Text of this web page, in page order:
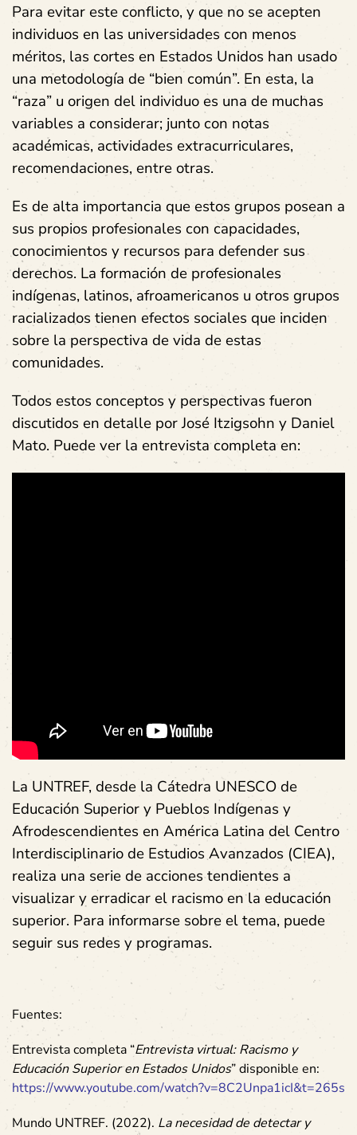
Para evitar este conflicto, y que no se acepten
individuos en las universidades con menos
méritos, las cortes en Estados Unidos han usado
una metodología de “bien común”. En esta, la
“raza” u origen del individuo es una de muchas
variables a considerar; junto con notas
académicas, actividades extracurriculares,
recomendaciones, entre otras.
Es de alta importancia que estos grupos posean a
sus propios profesionales con capacidades,
conocimientos y recursos para defender sus
derechos. La formación de profesionales
indígenas, latinos, afroamericanos u otros grupos
racializados tienen efectos sociales que inciden
sobre la perspectiva de vida de estas
comunidades.
Todos estos conceptos y perspectivas fueron
discutidos en detalle por José Itzigsohn y Daniel
Mato. Puede ver la entrevista completa en:
La UNTREF, desde la Cátedra UNESCO de
Educación Superior y Pueblos Indígenas y
Afrodescendientes en América Latina del Centro
Interdisciplinario de Estudios Avanzados (CIEA),
realiza una serie de acciones tendientes a
visualizar y erradicar el racismo en la educación
superior. Para informarse sobre el tema, puede
seguir sus redes y programas.
Fuentes:
Entrevista completa “Entrevista virtual: Racismo y
Educación Superior en Estados Unidos” disponible en:
https://www.youtube.com/watch?v=8C2Unpa1icI&t=265s
Mundo UNTREF. (2022). La necesidad de detectar y